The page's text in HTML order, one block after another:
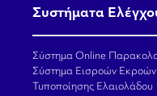
Συστήματα
Σύστημα Online
Σύστημα Εισροών Εκροών
Τυποποίησης Ελαιολάδου